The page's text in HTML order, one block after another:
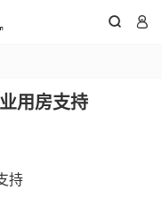
 
用房支持
持